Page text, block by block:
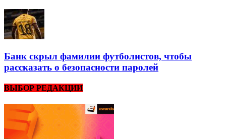
Банк скрыл фамилии футболистов, чтобы
рассказать о безопасности паролей
ВЫБОР РЕДАКЦИИ